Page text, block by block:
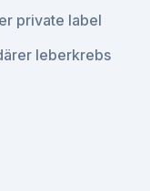
private label
leberkrebs